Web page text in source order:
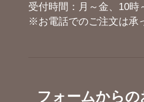
受付時間：月～金、10時
※お電話でのご注文は承
フォームから